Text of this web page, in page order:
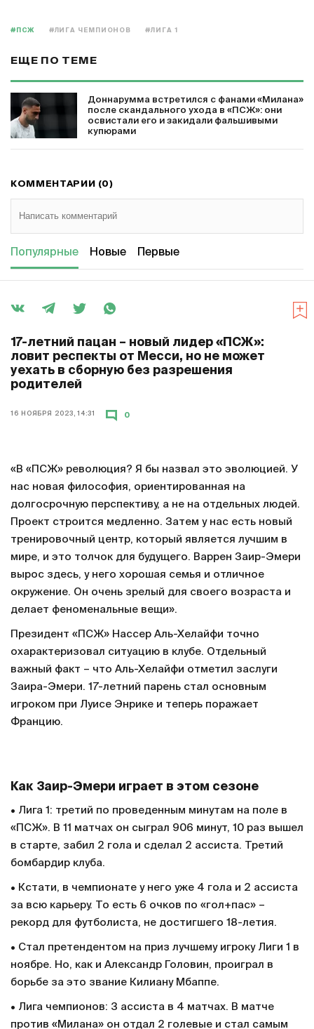
#ПСЖ #ЛИГА ЧЕМПИОНОВ #ЛИГА 1
ЕЩЕ ПО ТЕМЕ
Доннарумма встретился с фанами «Милана»
после скандального ухода в «ПСЖ»: они
освистали его и закидали фальшивыми
купюрами
КОММЕНТАРИИ (0)
Популярные Новые Первые
17-летний пацан – новый лидер «ПСЖ»:
ловит респекты от Месси, но не может
уехать в сборную без разрешения
родителей
16 НОЯБРЯ 2023, 14:31 0
«В «ПСЖ» революция? Я бы назвал это эволюцией. У
нас новая философия, ориентированная на
долгосрочную перспективу, а не на отдельных людей.
Проект строится медленно. Затем у нас есть новый
тренировочный центр, который является лучшим в
мире, и это толчок для будущего. Варрен Заир-Эмери
вырос здесь, у него хорошая семья и отличное
окружение. Он очень зрелый для своего возраста и
делает феноменальные вещи».
Президент «ПСЖ» Нассер Аль-Хелайфи точно
охарактеризовал ситуацию в клубе. Отдельный
важный факт – что Аль-Хелайфи отметил заслуги
Заира-Эмери. 17-летний парень стал основным
игроком при Луисе Энрике и теперь поражает
Францию.
Как Заир-Эмери играет в этом сезоне
• Лига 1: третий по проведенным минутам на поле в
«ПСЖ». В 11 матчах он сыграл 906 минут, 10 раз вышел
в старте, забил 2 гола и сделал 2 ассиста. Третий
бомбардир клуба.
• Кстати, в чемпионате у него уже 4 гола и 2 ассиста
за всю карьеру. То есть 6 очков по «гол+пас» –
рекорд для футболиста, не достигшего 18-летия.
• Стал претендентом на приз лучшему игроку Лиги 1 в
ноябре. Но, как и Александр Головин, проиграл в
борьбе за это звание Килиану Мбаппе.
• Лига чемпионов: 3 ассиста в 4 матчах. В матче
против «Милана» он отдал 2 голевые и стал самым